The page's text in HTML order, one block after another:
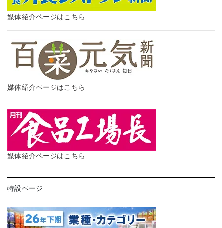
媒体紹介ページはこちら
媒体紹介ページはこちら
媒体紹介ページはこちら
特設ページ